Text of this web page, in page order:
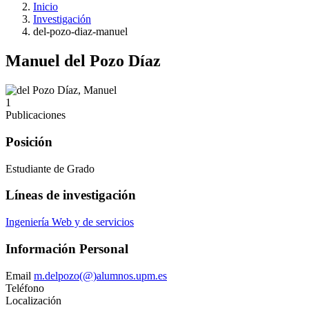
Inicio
Investigación
del-pozo-diaz-manuel
Manuel del Pozo Díaz
1
Publicaciones
Posición
Estudiante de Grado
Líneas de investigación
Ingeniería Web y de servicios
Información Personal
Email m.delpozo(@)alumnos.upm.es
Teléfono
Localización